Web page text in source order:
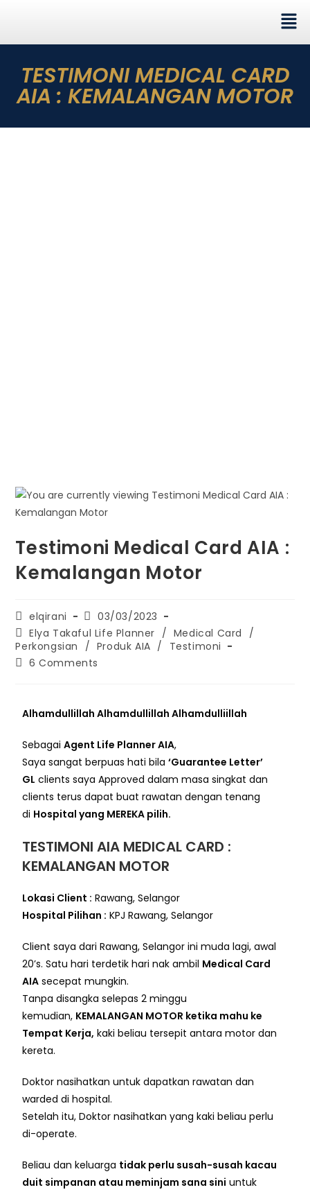
TESTIMONI MEDICAL CARD
AIA : KEMALANGAN MOTOR
Testimoni Medical Card AIA :
Kemalangan Motor
elqirani
03/03/2023
Elya Takaful Life Planner / Medical Card
/
Perkongsian
/ Produk AIA /
Testimoni
6 Comments
Alhamdullillah Alhamdullillah Alhamdulliillah
SebagaiAgent Life Planner AIA,
Saya sangat berpuas hati bila‘Guarantee Letter’
GL clients saya Approved dalam masa singkat dan
clients terus dapat buat rawatan dengan tenang
di Hospital yang MEREKA pilih.
TESTIMONI AIA MEDICAL CARD :
KEMALANGAN MOTOR
Lokasi Client : Rawang, Selangor
Hospital Pilihan : KPJ Rawang, Selangor
Client saya dari Rawang, Selangor ini muda lagi, awal
20’s. Satu hari terdetik hari nak ambil Medical Card
AIA secepat mungkin.
Tanpa disangka selepas 2 minggu
kemudian, KEMALANGAN MOTOR ketika mahu ke
Tempat Kerja, kaki beliau tersepit antara motor dan
kereta.
Doktor nasihatkan untuk dapatkan rawatan dan
warded di hospital.
Setelah itu, Doktor nasihatkan yang kaki beliau perlu
di-operate.
Beliau dan keluarga tidak perlu susah-susah kacau
duit simpanan atau meminjam sana sini untuk